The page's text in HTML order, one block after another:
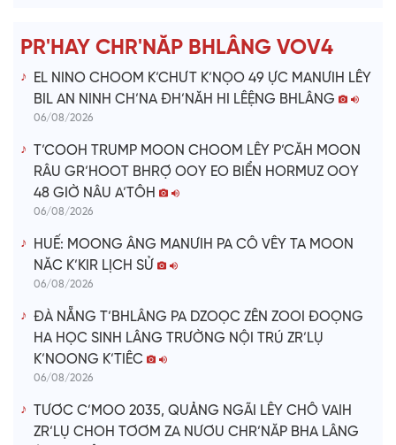
e
o
PR'HAY CHR'NĂP BHLÂNG VOV4
EL NINO CHOOM K’CHƯT K’NỌO 49 ỰC MANƯIH LÊY
BIL AN NINH CH’NA ĐH’NĂH HI LÊỆNG BHLÂNG
06/08/2026
T’COOH TRUMP MOON CHOOM LÊY P’CĂH MOON
RÂU GR’HOOT BHRỢ OOY EO BIỂN HORMUZ OOY
48 GIỜ NÂU A’TÔH
06/08/2026
HUẾ: MOONG ÂNG MANƯIH PA CÔ VÊY TA MOON
NĂC K’KIR LỊCH SỬ
06/08/2026
ĐÀ NẴNG T’BHLÂNG PA DZOỌC ZÊN ZOOI ĐOỌNG
HA HỌC SINH LÂNG TRƯỜNG NỘI TRÚ ZR’LỤ
K’NOONG K’TIÊC
06/08/2026
TƯƠC C’MOO 2035, QUẢNG NGÃI LÊY CHÔ VAIH
ZR’LỤ CHOH TƠƠM ZA NƯƠU CHR’NĂP BHA LÂNG